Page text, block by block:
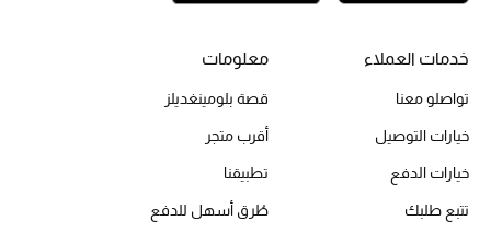
خدمات العملاء
تواصلو معنا
خيارات التوصيل
خيارات الدفع
تتبع طلبك
معلومات
قصة بلومينغديلز
أقرب متجر
تطبيقنا
طُرق أسهل للدفع